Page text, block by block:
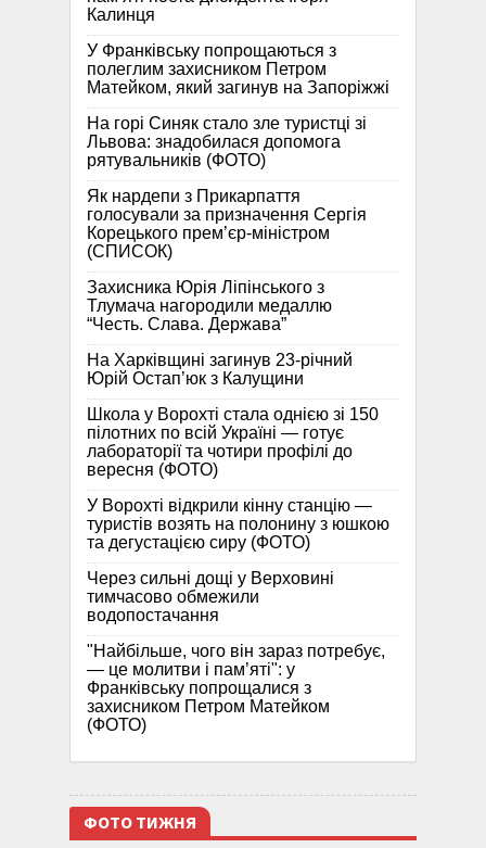
Калинця
У Франківську попрощаються з
полеглим захисником Петром
Матейком, який загинув на Запоріжжі
На горі Синяк стало зле туристці зі
Львова: знадобилася допомога
рятувальників (ФОТО)
Як нардепи з Прикарпаття
голосували за призначення Сергія
Корецького прем’єр-міністром
(СПИСОК)
Захисника Юрія Ліпінського з
Тлумача нагородили медаллю
“Честь. Слава. Держава”
На Харківщині загинув 23-річний
Юрій Остап’юк з Калущини
Школа у Ворохті стала однією зі 150
пілотних по всій Україні — готує
лабораторії та чотири профілі до
вересня (ФОТО)
У Ворохті відкрили кінну станцію —
туристів возять на полонину з юшкою
та дегустацією сиру (ФОТО)
Через сильні дощі у Верховині
тимчасово обмежили
водопостачання
"Найбільше, чого він зараз потребує,
— це молитви і пам’яті": у
Франківську попрощалися з
захисником Петром Матейком
(ФОТО)
ФОТО ТИЖНЯ